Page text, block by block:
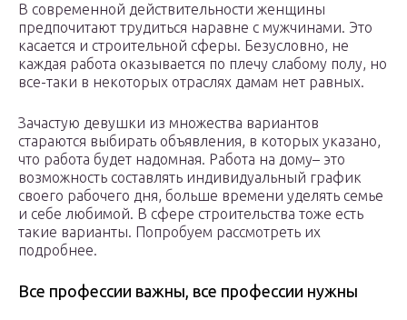
В современной действительности женщины
предпочитают трудиться наравне с мужчинами. Это
касается и строительной сферы. Безусловно, не
каждая работа оказывается по плечу слабому полу, но
все-таки в некоторых отраслях дамам нет равных.
Зачастую девушки из множества вариантов
стараются выбирать объявления, в которых указано,
что работа будет надомная. Работа на дому– это
возможность составлять индивидуальный график
своего рабочего дня, больше времени уделять семье
и себе любимой. В сфере строительства тоже есть
такие варианты. Попробуем рассмотреть их
подробнее.
Все профессии важны, все профессии нужны